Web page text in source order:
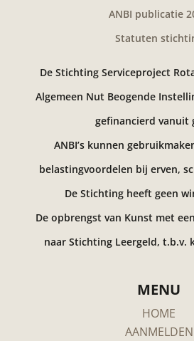
ANBI publicatie
Statuten
De Stichting Serviceproject
Algemeen Nut Beogende
gefinancierd vanuit
ANBI’s kunnen
belastingvoordelen bij erven,
De Stichting heeft geen
De opbrengst van Kunst met
naar Stichting Leergeld, t.b.v.
MENU
HOME
AANMELDEN